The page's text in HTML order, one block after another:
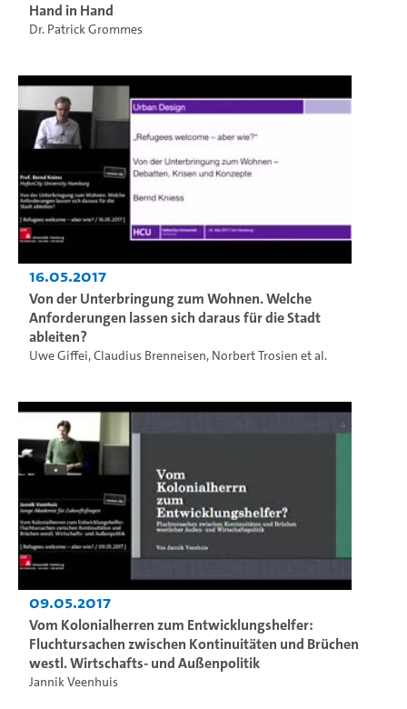
Hand in Hand
Dr. Patrick Grommes
16.05.2017
Von der Unterbringung zum Wohnen. Welche
Anforderungen lassen sich daraus für die Stadt
ableiten?
Uwe Giffei,Claudius Brenneisen, Norbert Trosien et al.
09.05.2017
Vom Kolonialherren zum Entwicklungshelfer:
Fluchtursachen zwischen Kontinuitäten und Brüchen
westl. Wirtschafts- und Außenpolitik
Jannik Veenhuis